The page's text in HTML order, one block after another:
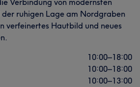
Verbindung von modernsten
der ruhigen Lage am Nordgraben
verfeinertes Hautbild und neues
10:00–18:00
10:00–18:00
10:00–13:00